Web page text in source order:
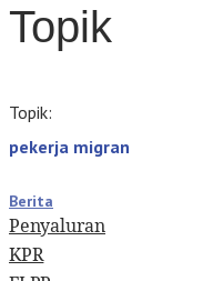
Topik
Topik:
pekerja migran
Berita
Penyaluran
KPR